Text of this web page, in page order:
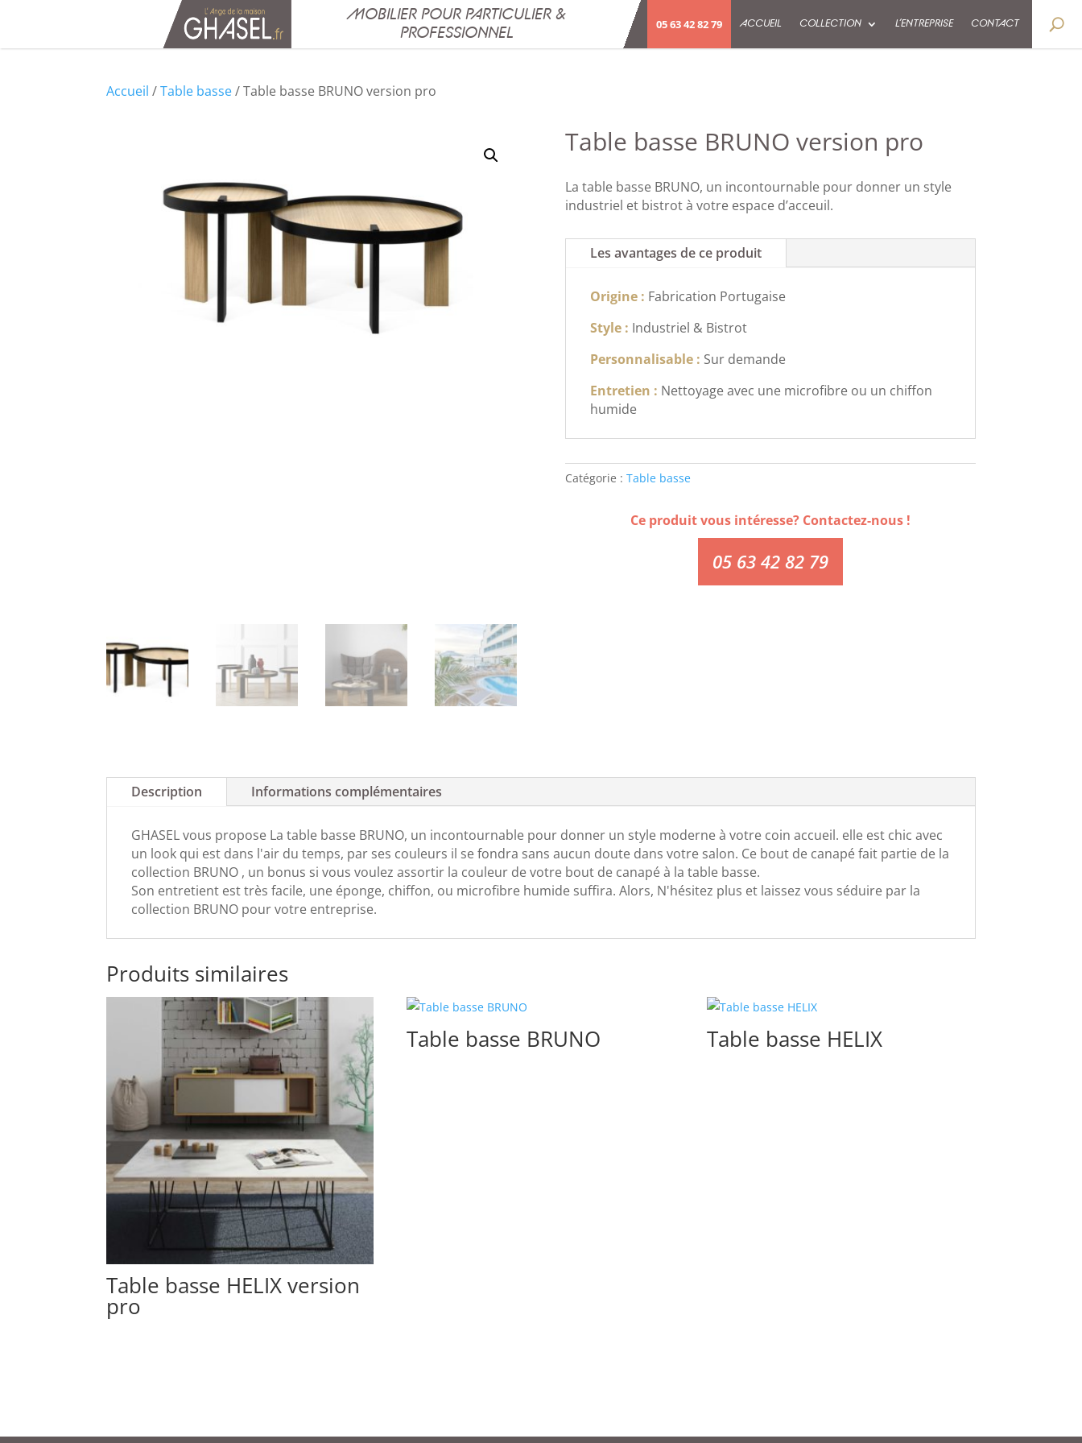
MOBILIER POUR PARTICULIER &
PROFESSIONNEL
05 63 42 82 79 ACCUEIL COLLECTION L’ENTREPRISE CONTACT
Accueil /Table basse/ Table basse BRUNO version pro
Table basse BRUNO version pro
La table basse BRUNO, un incontournable pour donner un style
industriel et bistrot à votre espace d’acceuil.
Les avantages de ce produit
Origine : Fabrication Portugaise
Style : Industriel & Bistrot
Personnalisable : Sur demande
Entretien : Nettoyage avec une microfibre ou un chiffon
humide
Catégorie : Table basse
Ce produit vous intéresse? Contactez-nous !
05 63 42 82 79
Description Informations complémentaires
GHASEL vous propose La table basse BRUNO, un incontournable pour donner un style moderne à votre coin accueil. elle est chic avec
un look qui est dans l'air du temps, par ses couleurs il se fondra sans aucun doute dans votre salon. Ce bout de canapé fait partie de la
collection BRUNO , un bonus si vous voulez assortir la couleur de votre bout de canapé à la table basse.
Son entretient est très facile, une éponge, chiffon, ou microfibre humide suffira. Alors, N'hésitez plus et laissez vous séduire par la
collection BRUNO pour votre entreprise.
Produits similaires
Table basse HELIX version
pro
Table basse BRUNO Table basse HELIX